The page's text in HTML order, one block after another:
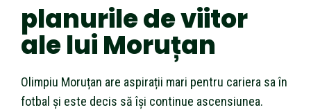
planurile de viitor
ale lui Moruțan
Olimpiu Moruțan are aspirații mari pentru cariera sa în
fotbal și este decis să își continue ascensiunea.